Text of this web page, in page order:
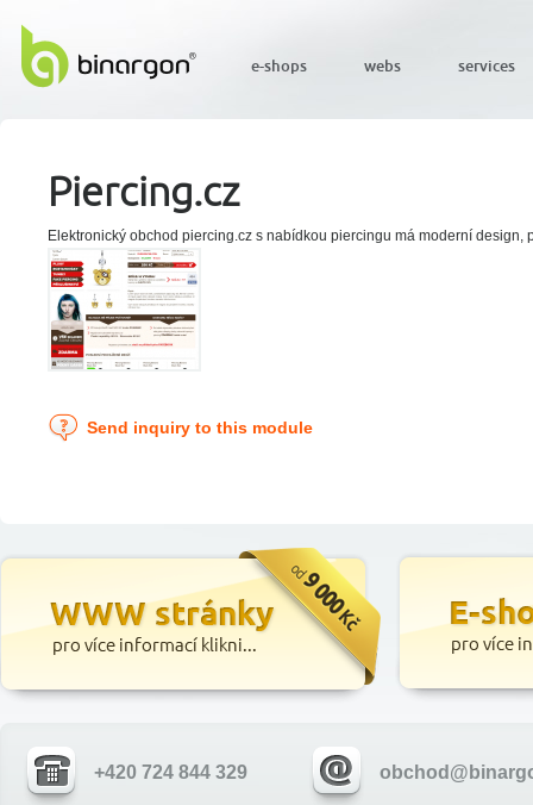
Piercing.cz
Elektronický obchod piercing.cz s nabídkou piercingu má moderní
Send inquiry to this module
+420 724 844 329
e-shops webs services